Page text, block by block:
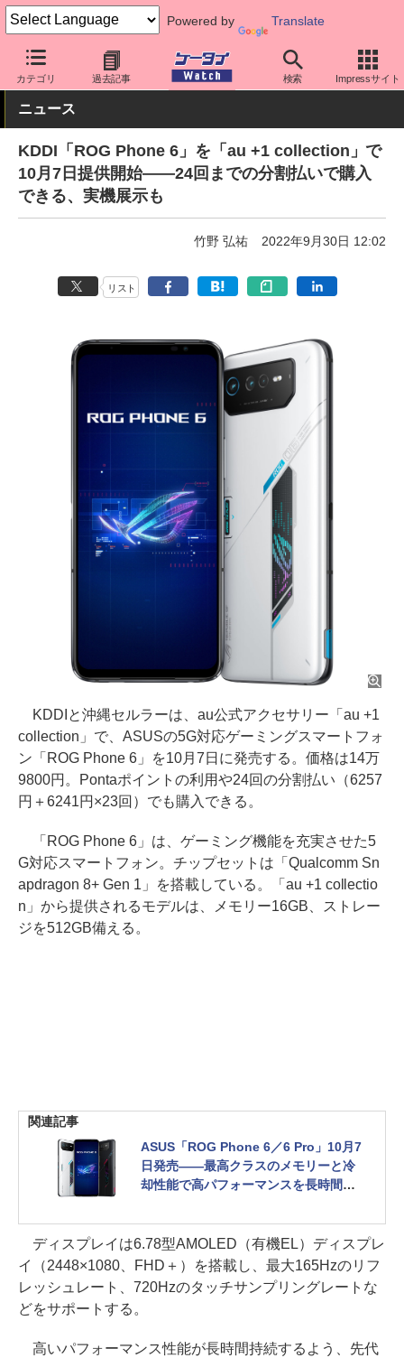
Powered by Translate
カテゴリ 過去記事 検索 Impressサイト
ケータイ Watch キャリア au スマホ・ケータイ
ニュース
KDDI「ROG Phone 6」を「au +1 collection」で
10月7日提供開始――24回までの分割払いで購入
できる、実機展示も
竹野 弘祐 2022年9月30日 12:02
リスト
KDDIと沖縄セルラーは、au公式アクセサリー「au +1
collection」で、ASUSの5G対応ゲーミングスマートフォ
ン「ROG Phone 6」を10月7日に発売する。価格は14万
9800円。Pontaポイントの利用や24回の分割払い（6257
円＋6241円×23回）でも購入できる。
「ROG Phone 6」は、ゲーミング機能を充実させた5
G対応スマートフォン。チップセットは「Qualcomm Sn
apdragon 8+ Gen 1」を搭載している。「au +1 collectio
n」から提供されるモデルは、メモリー16GB、ストレー
ジを512GB備える。
関連記事
ASUS「ROG Phone 6／6 Pro」10月7
日発売――最高クラスのメモリーと冷
却性能で高パフォーマンスを長時間維
ディスプレイは6.78型AMOLED（有機EL）ディスプレ
イ（2448×1080、FHD＋）を搭載し、最大165Hzのリフ
レッシュレート、720Hzのタッチサンプリングレートな
どをサポートする。
高いパフォーマンス性能が長時間持続するよう、先代